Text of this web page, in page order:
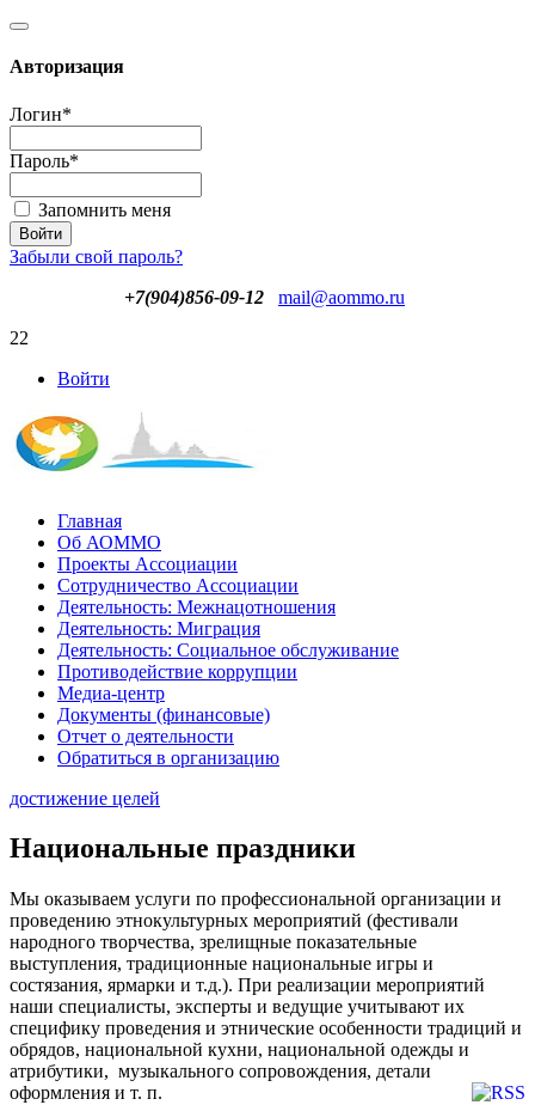
Авторизация
Логин*
Пароль*
Запомнить меня
Забыли свой пароль?
+7(904)856-09-12
mail@aommo.ru
22
Войти
Главная
Об АОММО
Проекты Ассоциации
Сотрудничество Ассоциации
Деятельность: Межнацотношения
Деятельность: Миграция
Деятельность: Социальное обслуживание
Противодействие коррупции
Медиа-центр
Документы (финансовые)
Отчет о деятельности
Обратиться в организацию
достижение целей
Национальные праздники
Мы оказываем услуги по профессиональной организации и
проведению этнокультурных мероприятий (фестивали
народного творчества, зрелищные показательные
выступления, традиционные национальные игры и
состязания, ярмарки и т.д.). При реализации мероприятий
наши специалисты, эксперты и ведущие учитывают их
специфику проведения и этнические особенности традиций и
обрядов, национальной кухни, национальной одежды и
атрибутики, музыкального сопровождения, детали
оформления и т. п.